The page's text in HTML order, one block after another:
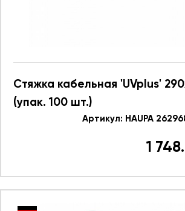
Стяжка кабельная 'UVplus'
(упак. 100 шт.)
Артикул: HAUPA
1